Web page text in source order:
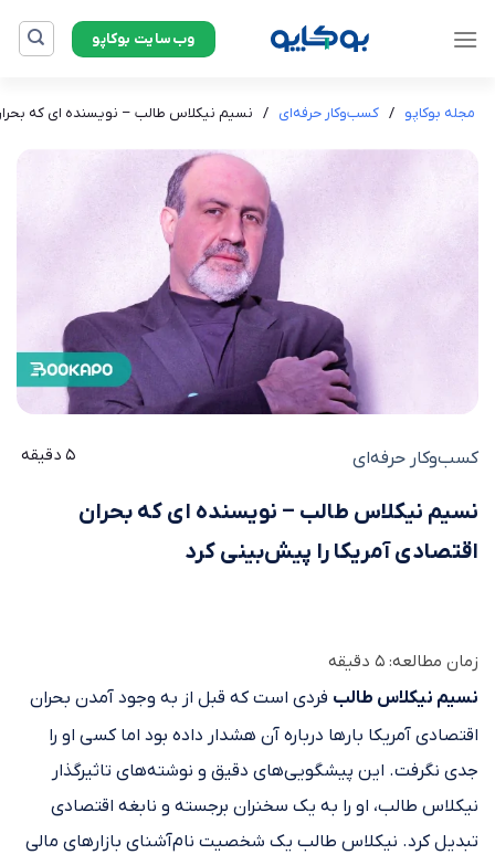
وب‌سایت بوکاپو
مجله بوکاپو / کسب‌وکار حرفه‌ای / نسیم نیکلاس طالب – نویسنده ای که
کسب‌وکار حرفه‌ای 5 دقیقه
نسیم نیکلاس طالب – نویسنده ای که بحران
اقتصادی آمریکا را پیش‌بینی کرد
زمان مطالعه: 5 دقیقه
نسیم نیکلاس طالب فردی است که قبل از به وجود آمدن بحران‌
اقتصادی آمریکا بارها درباره‌ آن هشدار داده بود اما کسی او را
جدی نگرفت. این پیشگویی‌های دقیق و نوشته‌های تاثیرگذار
نیکلاس طالب، او را به یک سخنران برجسته و نابغه اقتصادی
تبدیل کرد. نیکلاس طالب یک شخصیت نام‌آشنای بازارهای مالی